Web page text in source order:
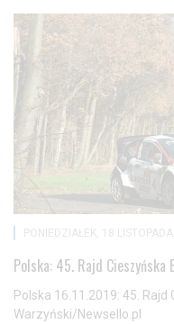
PONIEDZIAŁEK, 18
Polska: 45. Rajd Cieszyńska
Polska 16.11.2019: 45.
Warzyński/Newsello.pl